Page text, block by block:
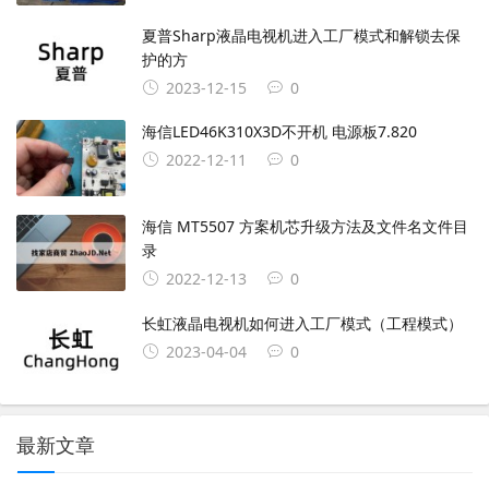
夏普Sharp液晶电视机进入工厂模式和解锁去保
护的方
2023-12-15
0
海信LED46K310X3D不开机 电源板7.820
2022-12-11
0
海信 MT5507 方案机芯升级方法及文件名文件目
录
2022-12-13
0
长虹液晶电视机如何进入工厂模式（工程模式）
2023-04-04
0
最新文章